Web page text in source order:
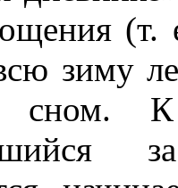
(т.
зиму
сном.